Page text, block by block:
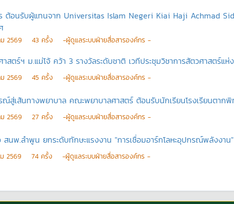
ต้อนรับผู้แทนจาก Universitas Islam Negeri Kiai Haji Achmad
2569 43 ครั้ง -ผู้ดูแลระบบฝ่ายสื่อสารองค์กร -
สตร์ฯ ม.แม่โจ้ คว้า 3 รางวัลระดับชาติ เวทีประชุมวิชาการสัตวศาสตร์แห่
2569 45 ครั้ง -ผู้ดูแลระบบฝ่ายสื่อสารองค์กร -
ณ์สู่เส้นทางพยาบาล คณะพยาบาลศาสตร์ ต้อนรับนักเรียนโรงเรียนตา
2569 27 ครั้ง -ผู้ดูแลระบบฝ่ายสื่อสารองค์กร -
สนพ.ลำพูน ยกระดับทักษะแรงงาน "การเชื่อมอาร์กโลหะอุปกรณ์พลังง
2569 74 ครั้ง -ผู้ดูแลระบบฝ่ายสื่อสารองค์กร -